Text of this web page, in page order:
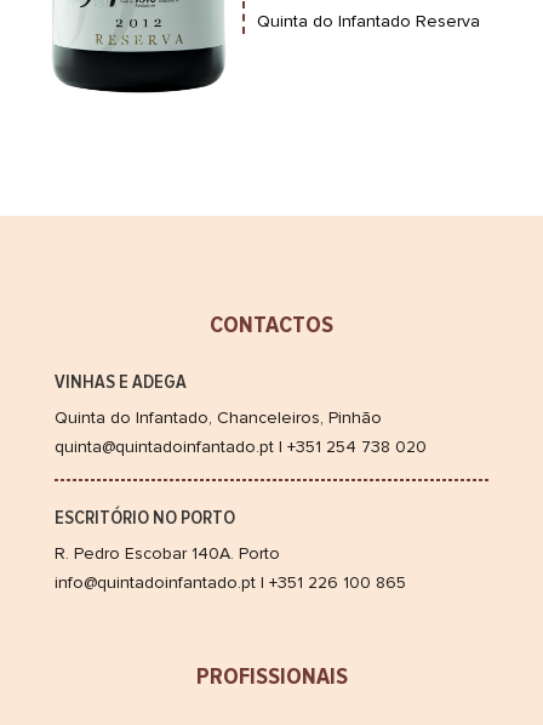
Quinta do Infantado Reserva
CONTACTOS
VINHAS E ADEGA
Quinta do Infantado, Chanceleiros, Pinhão
quinta@quintadoinfantado.pt | +351 254 738 020
ESCRITÓRIO NO PORTO
R. Pedro Escobar 140A. Porto
info@quintadoinfantado.pt | +351 226 100 865
PROFISSIONAIS